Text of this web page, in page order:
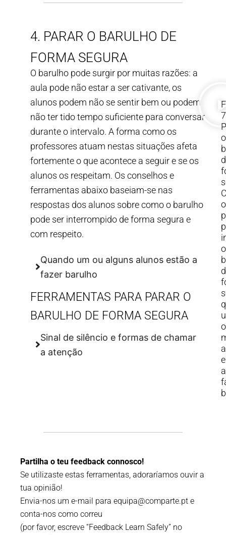
4. PARAR O BARULHO DE
FORMA SEGURA
O barulho pode surgir por muitas razões: a
aula pode não estar a ser cativante, os
alunos podem não se sentir bem ou podem
não ter tido tempo suficiente para conversar
durante o intervalo. A forma como os
professores atuam nestas situações afeta
fortemente o que acontece a seguir e se os
alunos os respeitam. Os conselhos e
ferramentas abaixo baseiam-se nas
respostas dos alunos sobre como o barulho
pode ser interrompido de forma segura e
com respeito.
Quando um ou alguns alunos estão a
fazer barulho
FERRAMENTAS PARA PARAR O
BARULHO DE FORMA SEGURA
Sinal de silêncio e formas de chamar
a atenção
o
o
a
Partilha o teu feedback connosco!
Se utilizaste estas ferramentas, adoraríamos ouvir a
tua opinião!
Envia-nos um e-mail para equipa@comparte.pt e
conta-nos como correu
(por favor, escreve “Feedback Learn Safely” no